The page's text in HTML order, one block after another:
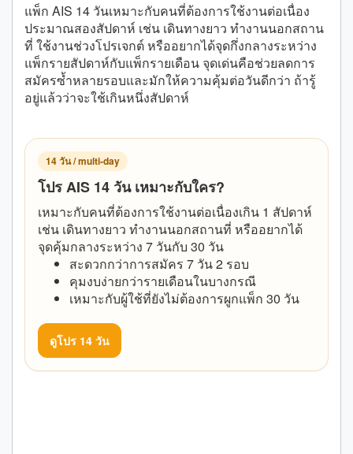
แพ็ก AIS 14 วันเหมาะกับคนที่ต้องการใช้งานต่อเนื่อง
ประมาณสองสัปดาห์ เช่น เดินทางยาว ทำงานนอกสถาน
ที่ ใช้งานช่วงโปรเจกต์ หรืออยากได้จุดกึ่งกลางระหว่าง
แพ็กรายสัปดาห์กับแพ็กรายเดือน จุดเด่นคือช่วยลดการ
สมัครซ้ำหลายรอบและมักให้ความคุ้มต่อวันดีกว่า ถ้ารู้
อยู่แล้วว่าจะใช้เกินหนึ่งสัปดาห์
14 วัน / multi-day
โปร AIS 14 วัน เหมาะกับใคร?
เหมาะกับคนที่ต้องการใช้งานต่อเนื่องเกิน 1 สัปดาห์
เช่น เดินทางยาว ทำงานนอกสถานที่ หรืออยากได้
จุดคุ้มกลางระหว่าง 7 วันกับ 30 วัน
สะดวกกว่าการสมัคร 7 วัน 2 รอบ
คุมงบง่ายกว่ารายเดือนในบางกรณี
เหมาะกับผู้ใช้ที่ยังไม่ต้องการผูกแพ็ก 30 วัน
ดูโปร 14 วัน